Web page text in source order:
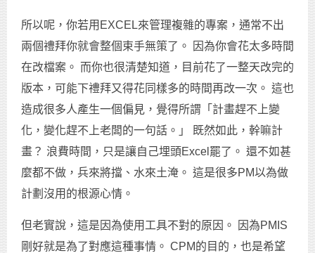
所以呢，你若用EXCEL來管理複雜的專案，通常不出
兩個禮拜你就會整個束手無策了。 因為你會花太多時間
在改檔案。 而你也很清楚知道，目前花了一整天改完的
版本，可能下禮拜又得花同樣多的時間再改一次。 這也
造成很多人產生一個偏見，覺得所謂「計畫趕不上變
化，變化趕不上老闆的一句話。」 既然如此，幹嘛計
畫？ 浪費時間，只是讓自己埋頭Excel罷了。 還不如甚
麼都不做，兵來將擋、水來土淹。 這是很多PM以為做
計劃沒用的根源心情。
但老實說，這是因為使用工具不對的原因。 因為PMIS
剛好就是為了對應這種事情。 CPM的目的，也是希望